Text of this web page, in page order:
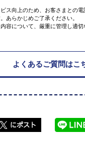
ス向上のため、お客さまとの
あらかじめご了承ください。
容について、厳重に管理し適
よくあるご質問はこ